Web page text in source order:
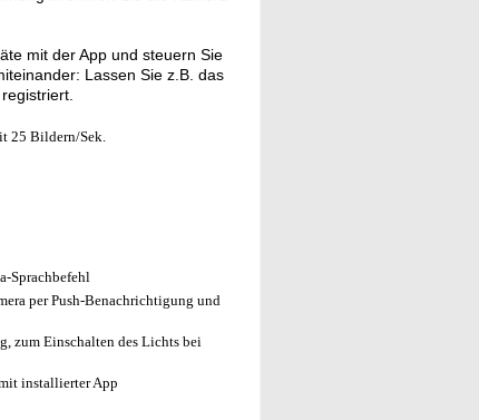
mit der App und steuern Sie
Lassen Sie z.B. das
25 Bildern/Sek.
Sprachbefehl
per Push-Benachrichtigung und
zum Einschalten des Lichts bei
installierter App